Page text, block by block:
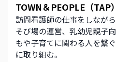
TOWN＆PEOPLE（TAP
訪問看護師の仕事をしなが
そび場の運営、乳幼児親子
もや子育てに関わる人を繋
に取り組む。